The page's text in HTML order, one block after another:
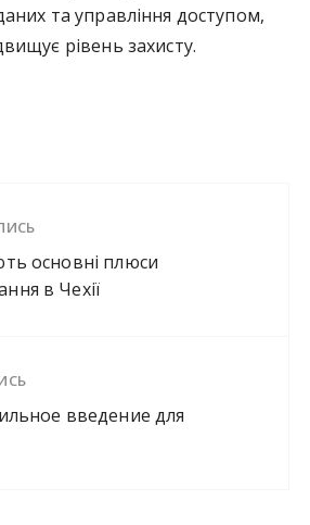
та управління доступом,
рівень захисту.
основні плюси
в Чехії
введение для